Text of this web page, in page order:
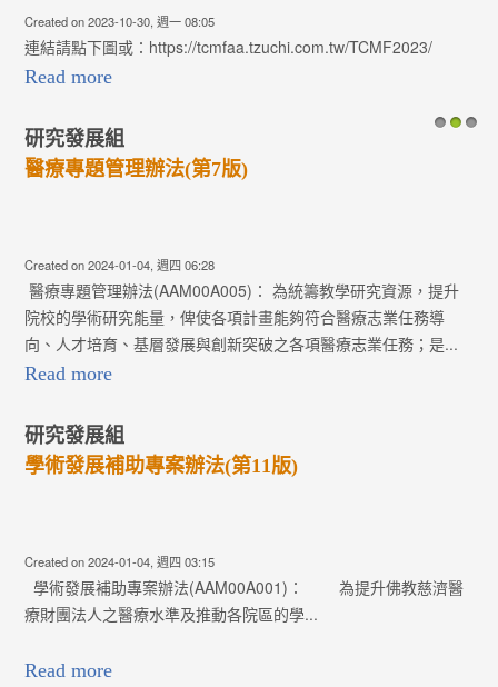
Created on 2023-10-30, 週一 08:05
連結請點下圖或：https://tcmfaa.tzuchi.com.tw/TCMF2023/
Read more
研究發展組
醫療專題管理辦法(第7版)
Created on 2024-01-04, 週四 06:28
醫療專題管理辦法(AAM00A005)： 為統籌教學研究資源，提升
院校的學術研究能量，俾使各項計畫能夠符合醫療志業任務導
向、人才培育、基層發展與創新突破之各項醫療志業任務；是...
Read more
研究發展組
學術發展補助專案辦法(第11版)
Created on 2024-01-04, 週四 03:15
學術發展補助專案辦法(AAM00A001)： 為提升佛教慈濟醫
療財團法人之醫療水準及推動各院區的學...
Read more